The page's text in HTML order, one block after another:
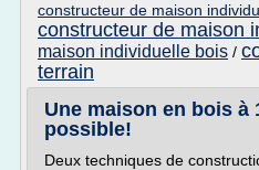
constructeur de maison
constructeur de maison
maison individuelle bois /
terrain
Une maison en bois à
possible!
Deux techniques de